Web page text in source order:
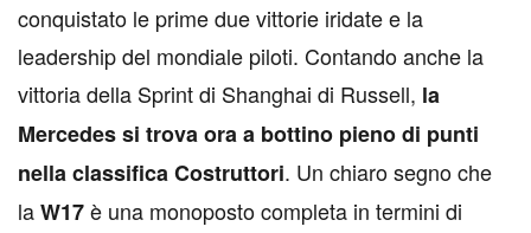
conquistato le prime due vittorie iridate e la
leadership del mondiale piloti. Contando anche la
vittoria della Sprint di Shanghai di Russell, la
Mercedes si trova ora a bottino pieno di punti
nella classifica Costruttori. Un chiaro segno che
laW17è una monoposto completa in termini di